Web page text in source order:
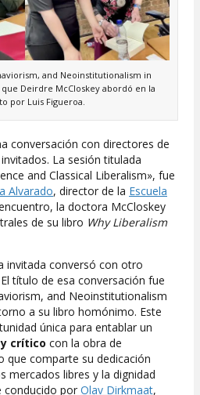
and Neoinstitutionalism in
Deirdre McCloskey abordó en la
por Luis Figueroa.
conversación con directores de
La sesión titulada
and Classical Liberalism», fue
Alvarado, director de la Escuela
la doctora McCloskey
de su libro Why Liberalism
invitada conversó con otro
título de esa conversación fue
and Neoinstitutionalism
a su libro homónimo. Este
única para entablar un
crítico con la obra de
que comparte su dedicación
mercados libres y la dignidad
conducido por Olav Dirkmaat,